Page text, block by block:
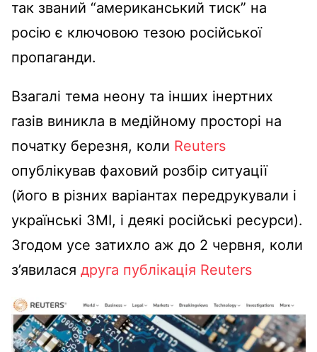
так званий “американський тиск” на
росію є ключовою тезою російської
пропаганди.
Взагалі тема неону та інших інертних
газів виникла в медійному просторі на
початку березня, коли Reuters
опублікував фаховий розбір ситуації
(його в різних варіантах передрукували і
українські ЗМІ, і деякі російські ресурси).
Згодом усе затихло аж до 2 червня, коли
з’явилася друга публікація Reuters